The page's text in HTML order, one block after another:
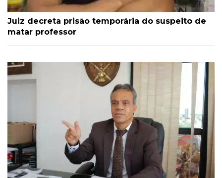
Juiz decreta prisão temporária do suspeito de
matar professor